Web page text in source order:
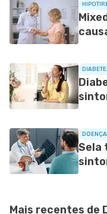
Sela
Mais recentes de